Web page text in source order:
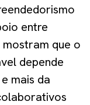
entre
mostram que o
depende
mais da